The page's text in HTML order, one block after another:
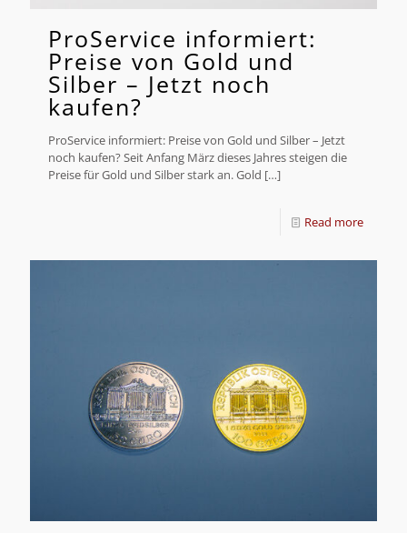
ProService informiert:
Preise von Gold und
Silber – Jetzt noch
kaufen?
ProService informiert: Preise von Gold und Silber – Jetzt
noch kaufen? Seit Anfang März dieses Jahres steigen die
Preise für Gold und Silber stark an. Gold […]
Read more